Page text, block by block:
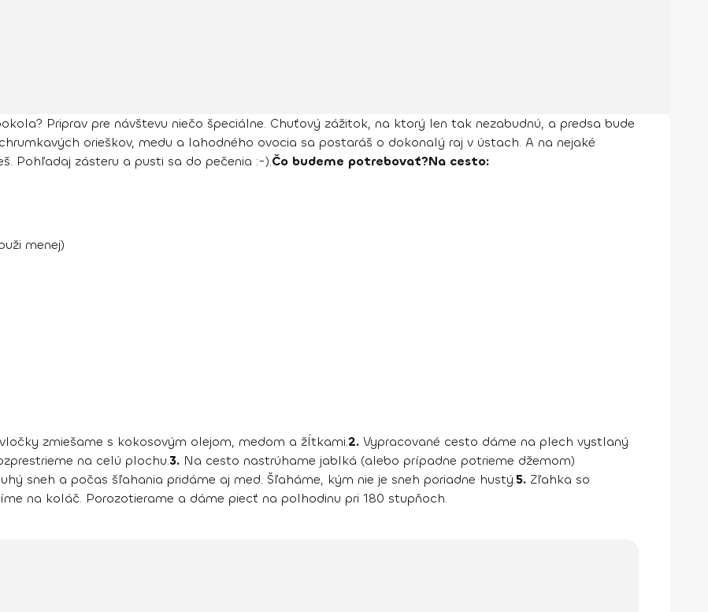
Priprav pre návštevu niečo špeciálne. Chuťový zážitok, na ktorý len tak nezabudnú, a predsa bude
orieškov, medu a lahodného ovocia sa postaráš o dokonalý raj v ústach. A na nejaké
Pohľadaj zásteru a pusti sa do pečenia :-).Čo budeme potrebovať?Na cesto:
menej)
zmiešame s kokosovým olejom, medom a žĺtkami.2. Vypracované cesto dáme na plech vystlaný
na celú plochu.3. Na cesto nastrúhame jablká (alebo prípadne potrieme džemom)
sneh a počas šľahania pridáme aj med. Šľaháme, kým nie je sneh poriadne hustý.5. Zľahka so
na koláč. Porozotierame a dáme piecť na polhodinu pri 180 stupňoch.